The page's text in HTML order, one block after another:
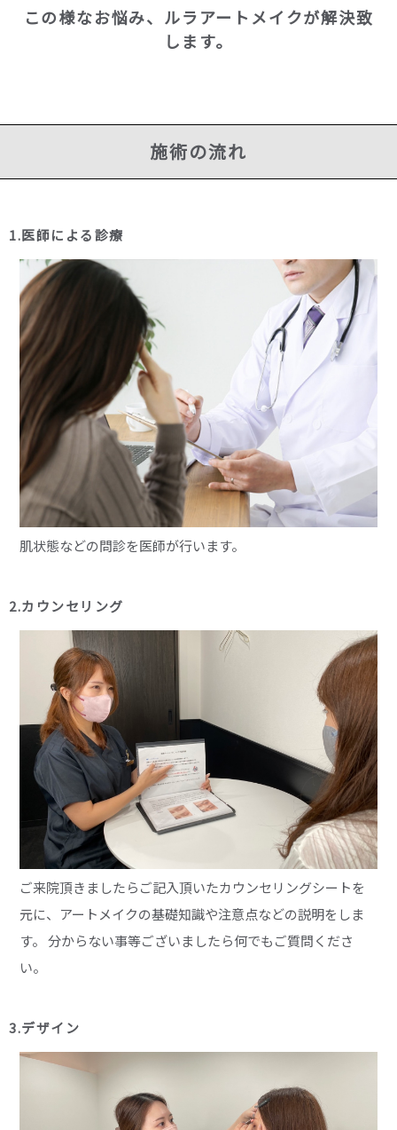
この様なお悩み、ルラアートメイクが解決致
します。
施術の流れ
1.医師による診療
肌状態などの問診を医師が行います。
2.カウンセリング
ご来院頂きましたらご記入頂いたカウンセリングシートを
元に、アートメイクの基礎知識や注意点などの説明をしま
す。 分からない事等ございましたら何でもご質問くださ
い。
3.デザイン